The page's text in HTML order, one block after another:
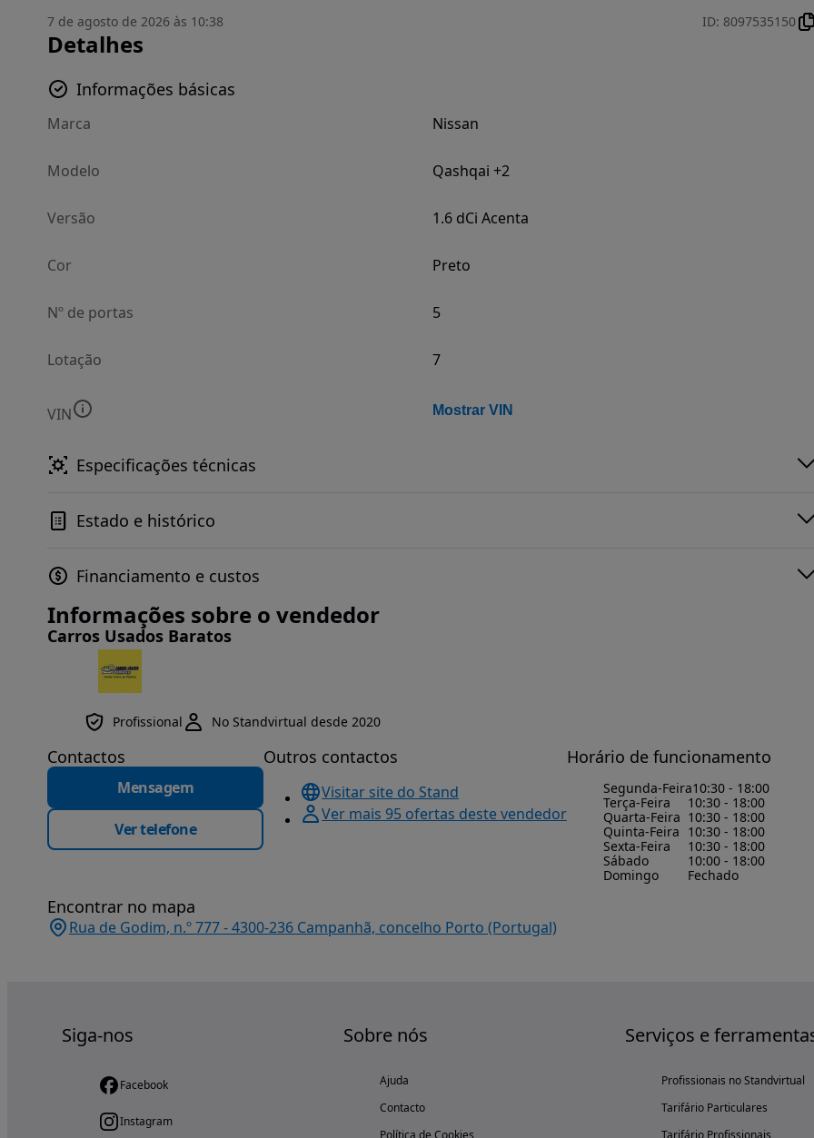
7 de agosto de 2026 às 10:38 ID: 8097535150
Detalhes
Informações básicas
Marca Nissan
Modelo Qashqai +2
Versão 1.6 dCi Acenta
Cor Preto
Nº de portas 5
Lotação 7
VIN Mostrar VIN
Especificações técnicas
Estado e histórico
Financiamento e custos
Informações sobre o vendedor
Carros Usados Baratos
Profissional No Standvirtual desde 2020
Contactos
Mensagem
Ver telefone
Outros contactos
Visitar site do Stand
Ver mais 95 ofertas deste vendedor
Horário de funcionamento
Segunda-Feira10:30 - 18:00
Terça-Feira
10:30 - 18:00
Quarta-Feira 10:30 - 18:00
Quinta-Feira 10:30 - 18:00
Sexta-Feira
10:30 - 18:00
Sábado
10:00 - 18:00
Domingo
Fechado
Encontrar no mapa
Rua de Godim, n.º 777 - 4300-236 Campanhã, concelho Porto (Portugal)
Siga-nos
Facebook
Instagram
Sobre nós
Ajuda
Contacto
Política de Cookies
Serviços e
Profissionais no Standvirtual
Tarifário Particulares
Tarifário Profissionais